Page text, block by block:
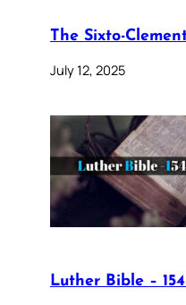
The Sixto-
July 12, 2025
Luther Bible –